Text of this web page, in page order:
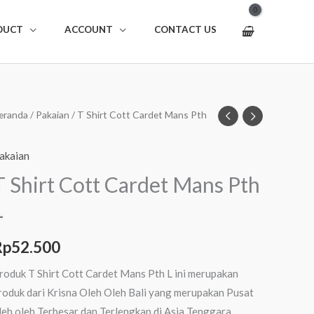
ACCOUNT CONTACT US
/ Pakaian / T Shirt Cott Cardet Mans Pth
Shirt Cott Cardet Mans Pth
52.500
T Shirt Cott Cardet Mans Pth L ini merupakan
dari Krisna Oleh Oleh Bali yang merupakan Pusat
oleh Terbesar dan Terlengkap di Asia Tenggara